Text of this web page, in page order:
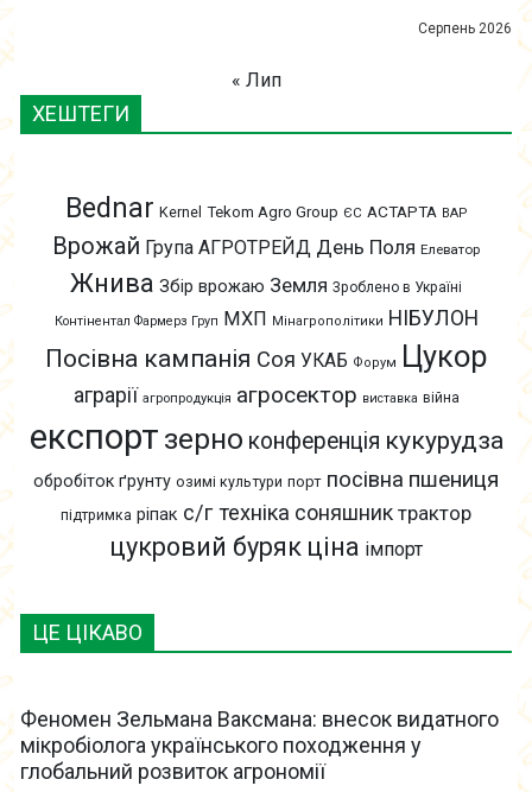
ЦЕ ЦІКАВО
Феномен Зельмана Ваксмана: внесок видатного
мікробіолога українського походження у
глобальний розвиток агрономії
Серпень 2026
« Лип
ХЕШТЕГИ
Bednar Kernel Tekom Agro Group ЄС АСТАРТА ВАР
Врожай Група АГРОТРЕЙД День Поля Елеватор
Жнива Збір врожаю Земля Зроблено в Україні
Контінентал Фармерз Груп МХП Мінагрополітики НІБУЛОН
Посівна кампанія Соя УКАБ Форум Цукор
аграрії агропродукція агросектор виставка війна
експорт зерно конференція кукурудза
обробіток ґрунту озимі культури порт посівна пшениця
підтримка ріпак с/г техніка соняшник трактор
цукровий буряк ціна імпорт